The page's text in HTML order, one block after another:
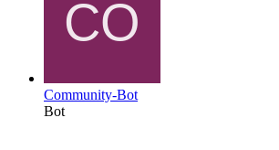
Community-Bot
Bot